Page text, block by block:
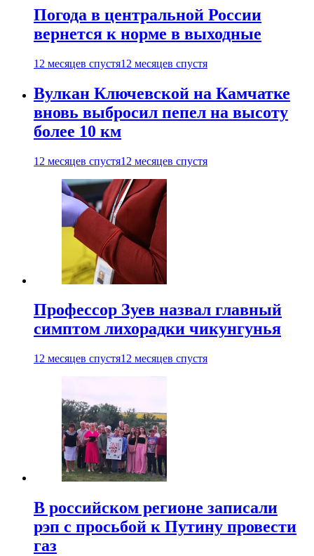
Погода в центральной России
вернется к норме в выходные
12 месяцев спустя12 месяцев спустя
Вулкан Ключевской на Камчатке
вновь выбросил пепел на высоту
более 10 км
12 месяцев спустя12 месяцев спустя
Профессор Зуев назвал главный
симптом лихорадки чикунгунья
12 месяцев спустя12 месяцев спустя
В российском регионе записали
рэп с просьбой к Путину провести
газ